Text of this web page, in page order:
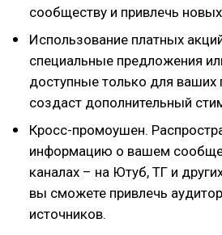
сообществу и привлечь
Использование платных
специальные предложения
доступные только для ваших
создаст дополнительный
Кросс-промоушен.
информацию о вашем
каналах – на Ютуб, ТГ и
вы сможете привлечь
источников.